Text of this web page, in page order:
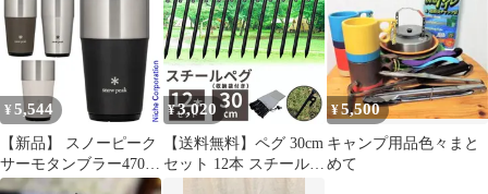
式 フック付き 超軽量
小型 IP65防水 携帯便利
防水キャンプ用品 登山
夜釣り 防災対策 高輝度
キャンプ ランタン
¥ 5,544
【新品】 スノーピーク
サーモタンブラー470
TW-470 アウトドア キ
¥3,020
【送料無料】ペグ 30cm
セット 12本 スチール
¥5,500
キャンプ用品色々まと
めて